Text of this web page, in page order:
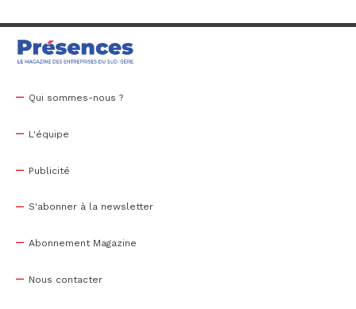
Qui sommes-nous ?
L'équipe
Publicité
S'abonner à la newsletter
Abonnement Magazine
Nous contacter